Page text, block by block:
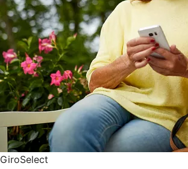
GiroSelect